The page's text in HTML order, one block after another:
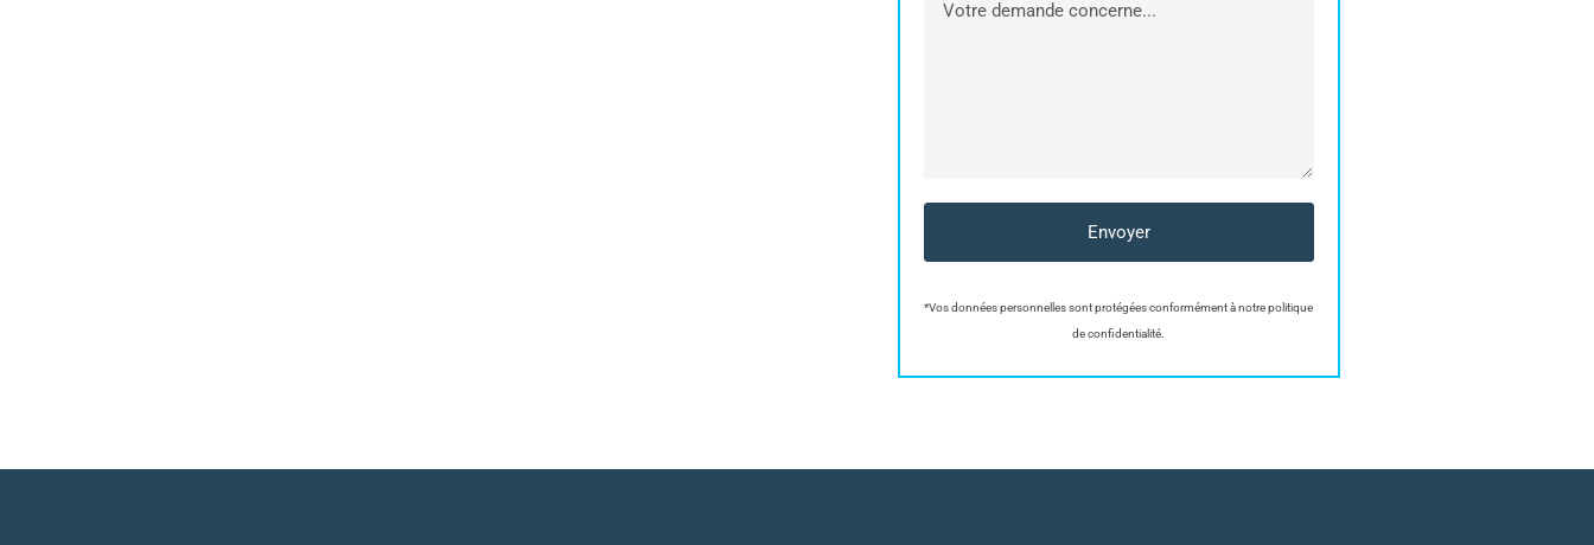
Envoyer
*Vos données personnelles sont protégées conformément à notre politique
de confidentialité.